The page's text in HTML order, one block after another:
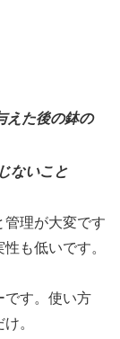
えた後の鉢の
ないこと
管理が大変です
も低いです。
です。使い方
。